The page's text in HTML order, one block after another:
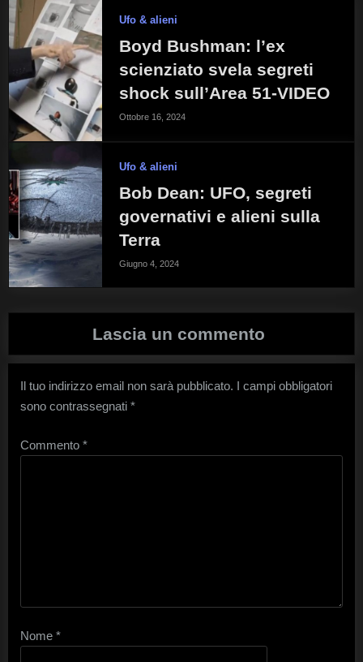
Ufo & alieni
Boyd Bushman: l’ex
scienziato svela segreti
shock sull’Area 51-VIDEO
Ottobre 16, 2024
Ufo & alieni
Bob Dean: UFO, segreti
governativi e alieni sulla
Terra
Giugno 4, 2024
Lascia un commento
Il tuo indirizzo email non sarà pubblicato.
I campi obbligatori
sono contrassegnati *
Commento *
Nome *